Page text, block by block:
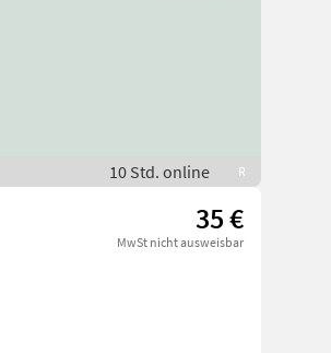
10 Std. online R
35 €
MwSt nicht ausweisbar